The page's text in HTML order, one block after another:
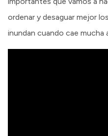
ordenar y desaguar mejor
inundan cuando cae mucha